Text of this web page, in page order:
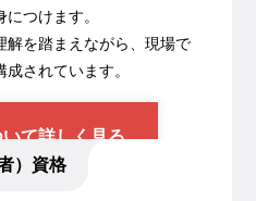
つけます。
解を踏まえながら、現場で
されています。
て詳しく見る
）資格